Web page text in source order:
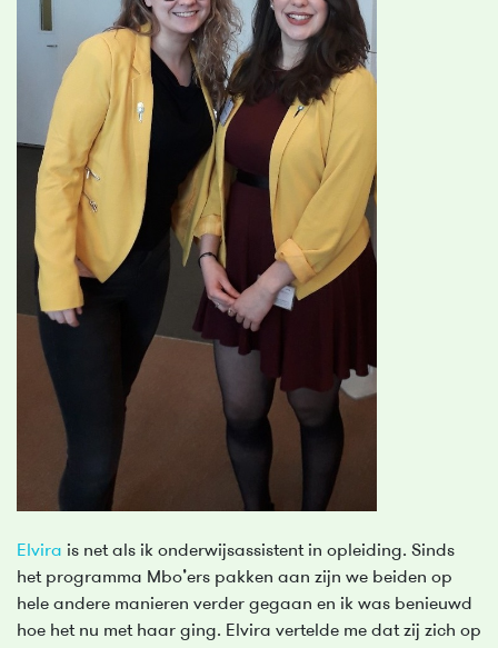
Elvira is net als ik onderwijsassistent in opleiding. Sinds
het programma Mbo’ers pakken aan zijn we beiden op
hele andere manieren verder gegaan en ik was benieuwd
hoe het nu met haar ging. Elvira vertelde me dat zij zich op